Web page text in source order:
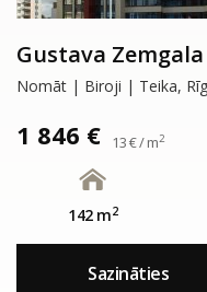
Gustava
Nomāt | Biroji | Teika,
1 846 € 13 € / m2
142 m2
Sazināties